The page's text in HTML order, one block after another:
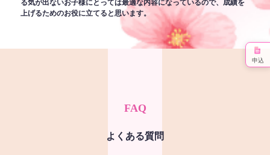
る気が出ないお子様にとっては最適な内容になっているので、成績を
上げるためのお役に立てると思います。
FAQ
よくある質問
申込